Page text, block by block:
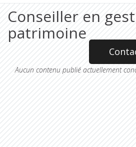
Conseiller en
patrimoine
Aucun contenu publié actuellement